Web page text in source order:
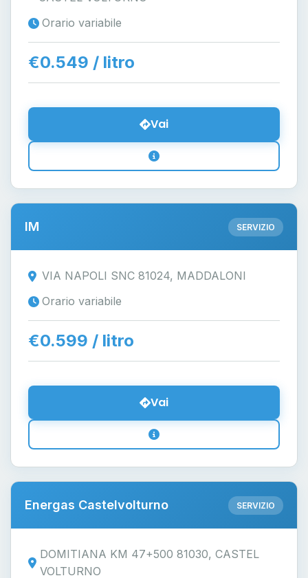
Orario variabile
€0.549 / litro
Vai
IM SERVIZIO
VIA NAPOLI SNC 81024, MADDALONI
Orario variabile
€0.599 / litro
Vai
Energas Castelvolturno SERVIZIO
DOMITIANA KM 47+500 81030, CASTEL
VOLTURNO